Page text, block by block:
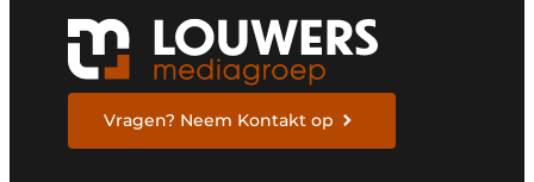
Vragen? Neem Kontakt op